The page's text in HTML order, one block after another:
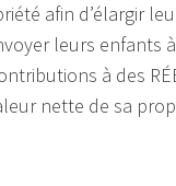
afin d’élargir
leurs enfants
à des
nette de sa